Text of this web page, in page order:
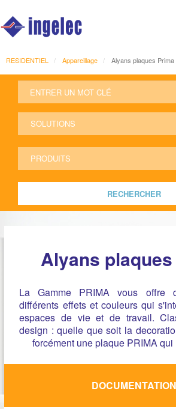
RESIDENTIEL Appareillage Alyans plaques Prima
RECHERCHER
Alyans
La Gamme PRIMA vous offre
différents effets et couleurs qui
espaces de vie et de travail.
design : quelle que soit la
forcément une plaque PRIMA
DOCUMENTATION